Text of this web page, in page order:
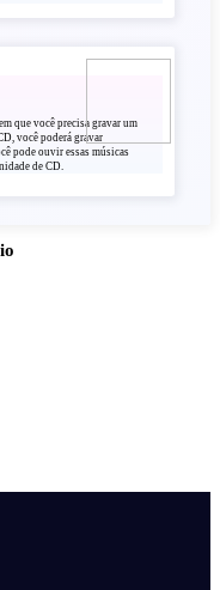
que você precisa gravar um
você poderá gravar
pode ouvir essas músicas
de CD.